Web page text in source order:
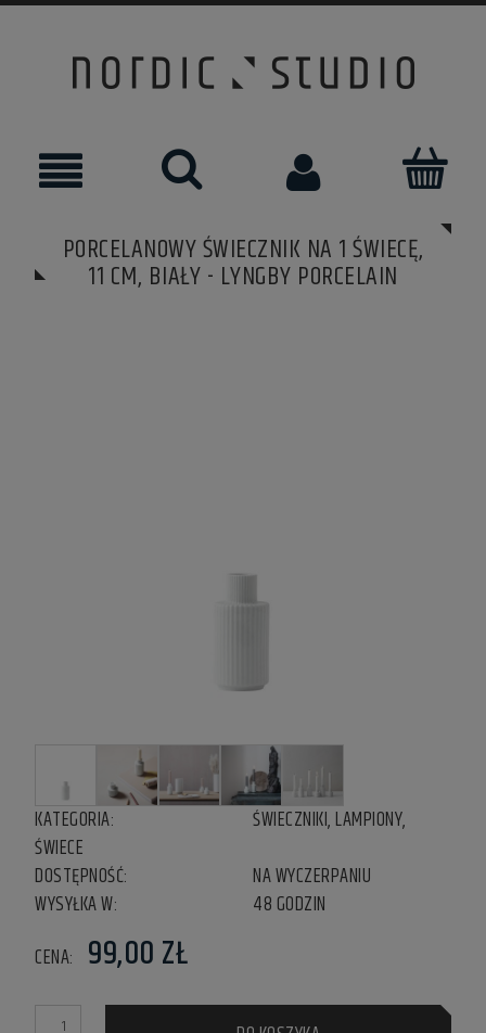
PORCELANOWY ŚWIECZNIK NA 1 ŚWIECĘ,
11 CM, BIAŁY - LYNGBY PORCELAIN
KATEGORIA:
ŚWIECZNIKI, LAMPIONY,
ŚWIECE
DOSTĘPNOŚĆ:
NA WYCZERPANIU
WYSYŁKA W:
48 GODZIN
CENA: 99,00 ZŁ